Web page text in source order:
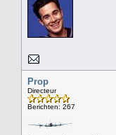
Prop
Directeur
Berichten: 267